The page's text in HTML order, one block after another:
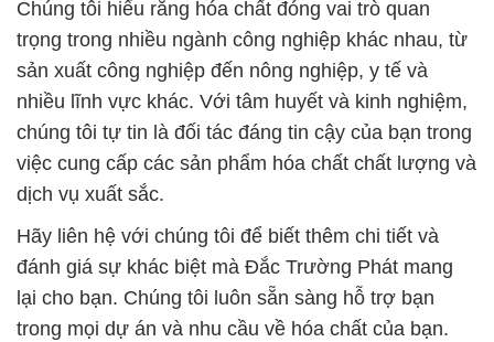
Chúng tôi hiểu rằng hóa chất đóng vai trò quan
trọng trong nhiều ngành công nghiệp khác nhau, từ
sản xuất công nghiệp đến nông nghiệp, y tế và
nhiều lĩnh vực khác. Với tâm huyết và kinh nghiệm,
chúng tôi tự tin là đối tác đáng tin cậy của bạn trong
việc cung cấp các sản phẩm hóa chất chất lượng và
dịch vụ xuất sắc.
Hãy liên hệ với chúng tôi để biết thêm chi tiết và
đánh giá sự khác biệt mà Đắc Trường Phát mang
lại cho bạn. Chúng tôi luôn sẵn sàng hỗ trợ bạn
trong mọi dự án và nhu cầu về hóa chất của bạn.